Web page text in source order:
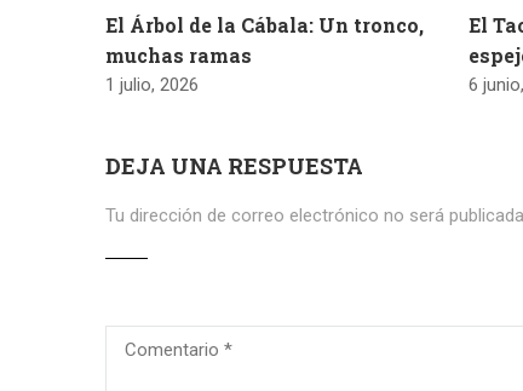
El Árbol de la Cábala: Un tronco,
muchas ramas
1 julio, 2026
El
6
DEJA UNA RESPUESTA
Tu dirección de correo electrónico no será